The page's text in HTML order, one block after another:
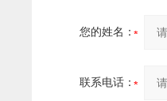
您的姓名：
联系电话：